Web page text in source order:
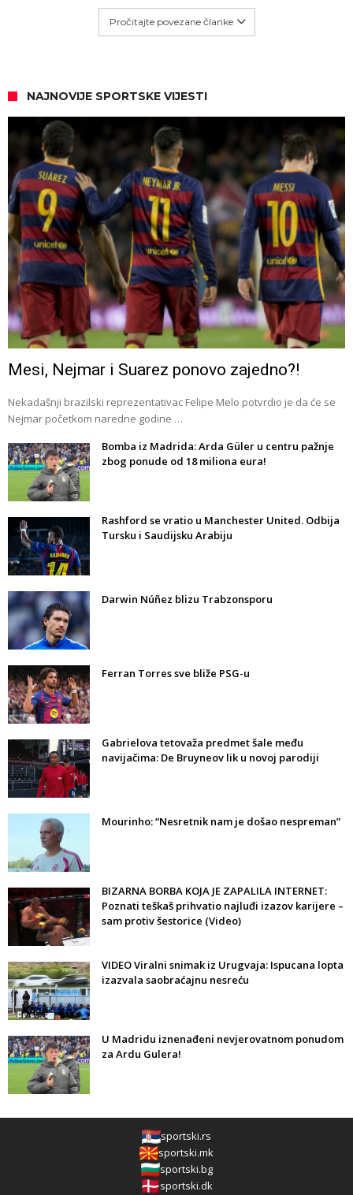
Pročitajte povezane članke
NAJNOVIJE SPORTSKE VIJESTI
Mesi, Nejmar i Suarez ponovo zajedno?!
Nekadašnji brazilski reprezentativac Felipe Melo potvrdio je da će se
Nejmar početkom naredne godine …
Bomba iz Madrida: Arda Güler u centru pažnje
zbog ponude od 18 miliona eura!
Rashford se vratio u Manchester United. Odbija
Tursku i Saudijsku Arabiju
Darwin Núñez blizu Trabzonsporu
Ferran Torres sve bliže PSG-u
Gabrielova tetovaža predmet šale među
navijačima: De Bruyneov lik u novoj parodiji
Mourinho: “Nesretnik nam je došao nespreman”
BIZARNA BORBA KOJA JE ZAPALILA INTERNET:
Poznati teškaš prihvatio najluđi izazov karijere –
sam protiv šestorice (Video)
VIDEO Viralni snimak iz Urugvaja: Ispucana lopta
izazvala saobraćajnu nesreću
U Madridu iznenađeni nevjerovatnom ponudom
za Ardu Gulera!
sportski.rs
sportski.mk
sportski.bg
sportski.dk